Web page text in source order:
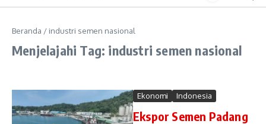
Beranda / industri semen nasional
Menjelajahi Tag: industri semen nasional
Ekonomi Indonesia
Ekspor Semen Padang